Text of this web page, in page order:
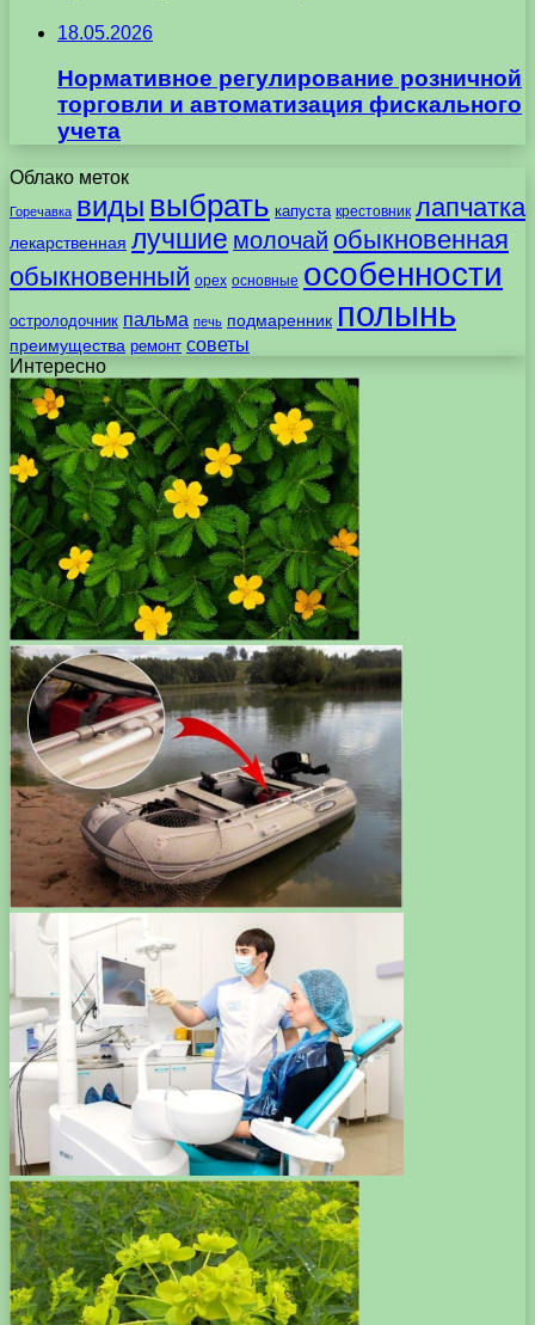
18.05.2026
Нормативное регулирование розничной
торговли и автоматизация фискального
учета
Облако меток
Горечавка виды выбрать капуста крестовник лапчатка
лекарственная лучшие молочай обыкновенная
обыкновенный орех основные особенности
остролодочник пальма печь подмаренник полынь
преимущества ремонт советы
Интересно